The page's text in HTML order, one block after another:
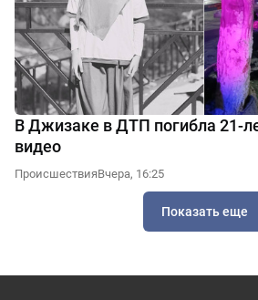
В Джизаке в ДТП погибла 21-
видео
ПроисшествияВчера, 16:25
Показать еще